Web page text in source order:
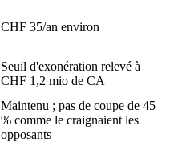
CHF 35/an environ
Seuil d'exonération relevé à
CHF 1,2 mio de CA
Maintenu ; pas de coupe de 45
% comme le craignaient les
opposants